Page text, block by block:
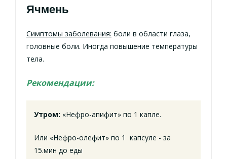
Ячмень
Симптомы заболевания: боли в области глаза,
головные боли. Иногда повышение температуры
тела.
Рекомендации:
Утром: «Нефро-апифит» по 1 капле.
Или «Нефро-олефит» по 1 капсуле - за
15.мин до еды